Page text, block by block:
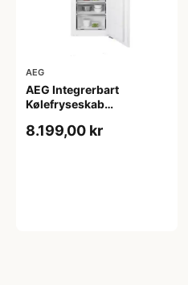
AEG
AEG Integrerbart
Kølefryseskab
garanti
8.199,00 kr